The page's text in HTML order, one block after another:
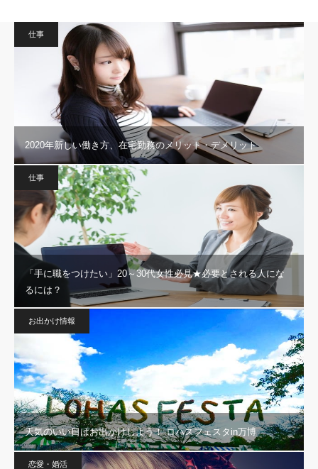
仕事
2020年新しい働き方、在宅勤務のメリット・デメリット
仕事
「手に職をつけたい」20～30代女性必見★必要とされる人にな
るには？
お出かけ情報
天気のいい日はお出かけしよう！ ロハスフェスタin万博
恋愛・婚活